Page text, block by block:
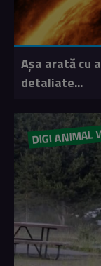
Așa arată cu
detaliate...
DIGI ANIMAL